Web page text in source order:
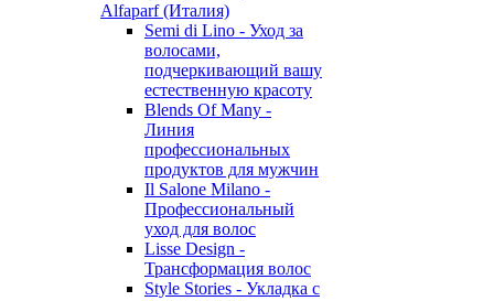
Alfaparf (Италия)
Semi di Lino - Уход за
волосами,
подчеркивающий вашу
естественную красоту
Blends Of Many -
Линия
профессиональных
продуктов для мужчин
Il Salone Milano -
Профессиональный
уход для волос
Lisse Design -
Трансформация волос
Style Stories - Укладка с